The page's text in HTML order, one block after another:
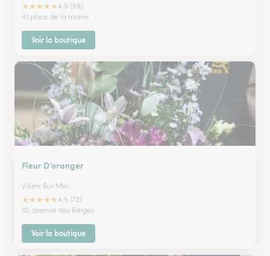
★★★★★4.8 (69)
41 place de la mairie
Voir la boutique
Fleur D’oranger
Villers Sur Mer
★★★★★4.5 (72)
10, avenue des Belges
Voir la boutique